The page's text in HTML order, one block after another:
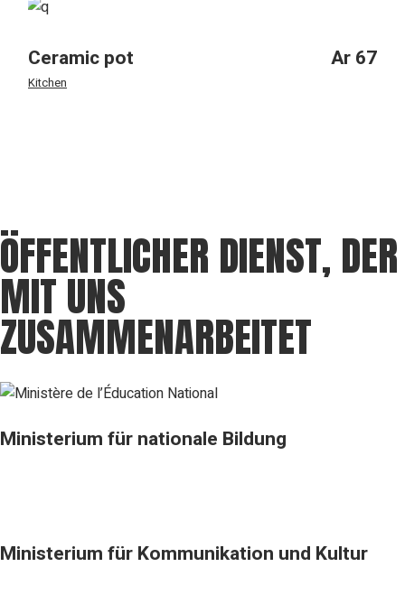
Ceramic pot Ar67
Kitchen
ÖFFENTLICHER DIENST, DER
MIT UNS
ZUSAMMENARBEITET
Ministerium für nationale Bildung
Ministerium für Kommunikation und Kultur